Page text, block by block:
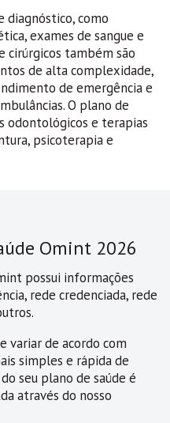
diagnóstico, como
exames de sangue e
cirúrgicos também são
de alta complexidade,
de emergência e
O plano de
odontológicos e terapias
psicoterapia e
Omint 2026
possui informações
rede credenciada, rede
variar de acordo com
simples e rápida de
seu plano de saúde é
através do nosso